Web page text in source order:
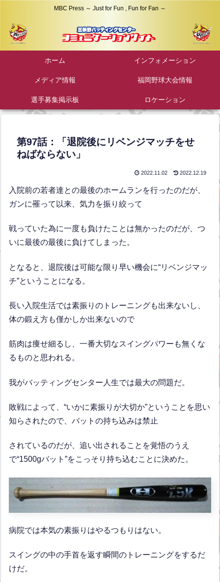
MBC Press ～ Just for Fun , Fun for Fan ～
ホーム インフォメーション
メディア情報 福岡野球大会情報
選手募集掲示板 ロケーション
第97話：「退院後にリベンジマッチをせ
ねばならない」
2022.11.02 2022.12.19
入院前の若者達との最後のホームランを行ったのだが、
ガンに罹って以来、気力を振り絞って
戦っていた為に一度も負けたことは無かったのだが、つ
いに最後の最後に負けてしまった。
となると、退院後は可能な限り早い機会に“リベンジマッ
チ”ということになる。
長い入院生活では素振りのトレーニングも出来ないし、
体の鍛え方も僅かしか出来ないので
筋肉は痩せ細るし、一番大切なスイングパワーも無くな
るものと思われる。
我がバッティングセンター人生では最大の問題だ。
敗戦によって、“いかに素振りが大切か”ということを思い
知らされたので、バットの持ち込みは禁止
されているのだが、追い出されることを覚悟のうえ
で“1500gバット”をこっそり持ち込むことに決めた。
病院では本気の素振りはやるつもりはない。
スイングの中の手首を返す瞬間のトレーニングをするだ
けだ。